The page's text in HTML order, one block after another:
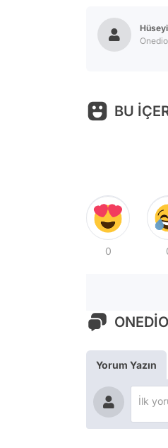
BU
0
Yorum Yazın